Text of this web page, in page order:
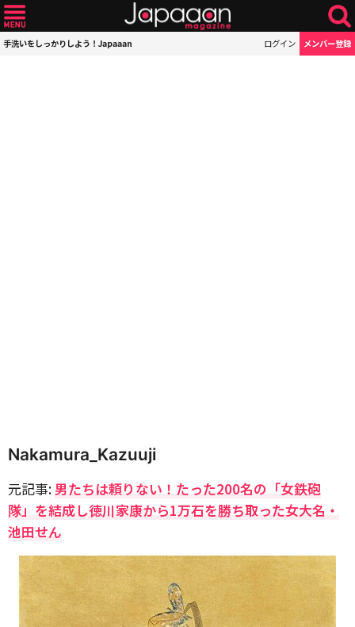
手洗いをしっかりしよう！Japaaan ログイン メンバー登録
Nakamura_Kazuuji
元記事:男たちは頼りない！たった200名の「女鉄砲
隊」を結成し徳川家康から1万石を勝ち取った女大名・
池田せん